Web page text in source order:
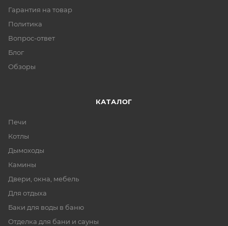
Гарантия на товар
Политика
Вопрос-ответ
Блог
Обзоры
КАТАЛОГ
Печи
Котлы
Дымоходы
Камины
Двери, окна, мебель
Для отдыха
Баки для воды в баню
Отделка для бани и сауны